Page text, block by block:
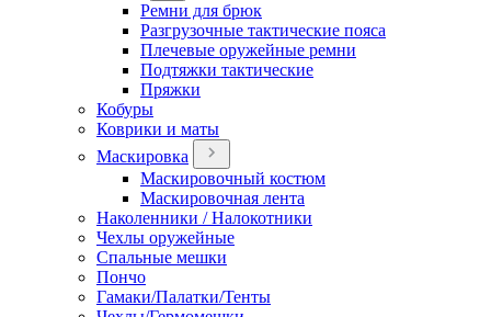
Ремни для брюк
Разгрузочные тактические пояса
Плечевые оружейные ремни
Подтяжки тактические
Пряжки
Кобуры
Коврики и маты
Маскировка
Маскировочный костюм
Маскировочная лента
Наколенники / Налокотники
Чехлы оружейные
Спальные мешки
Пончо
Гамаки/Палатки/Тенты